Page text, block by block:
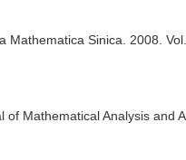
Mathematica Sinica . 2008.
of Mathematical Analysis and